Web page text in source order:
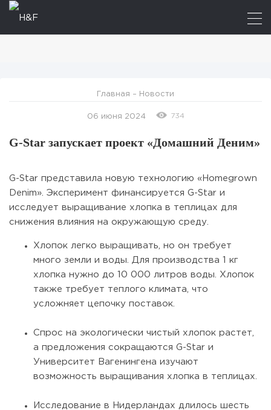
Главная – Новости
06 июня 2024 734
G-Star запускает проект «Домашний Деним»
G-Star представила новую технологию «Homegrown
Denim». Эксперимент финансируется G-Star и
исследует выращивание хлопка в теплицах для
снижения влияния на окружающую среду.
Хлопок легко выращивать, но он требует
много земли и воды. Для производства 1 кг
хлопка нужно до 10 000 литров воды. Хлопок
также требует теплого климата, что
усложняет цепочку поставок.
Спрос на экологически чистый хлопок растет,
а предложения сокращаются G-Star и
Университет Вагенингена изучают
возможность выращивания хлопка в теплицах.
Исследование в Нидерландах длилось шесть